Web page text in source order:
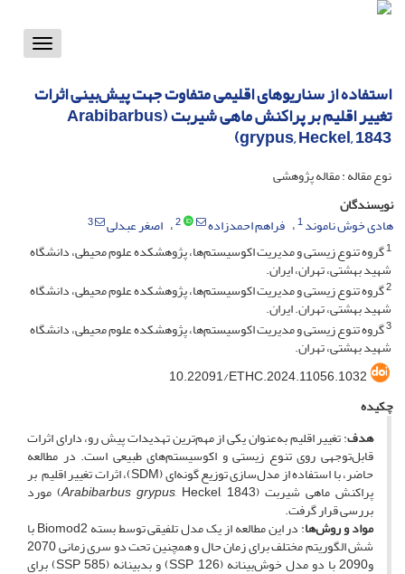
Toggle
استفاده از سناریوهای اقلیمی متفاوت جهت پیش‌بینی اثرات
تغییر اقلیم بر پراکنش ماهی شیربت (Arabibarbus
grypus, Heckel, 1843)
نوع مقاله : مقاله پژوهشی
نویسندگان
هادی خوش ناموند1 فراهم احمدزاده 2 اصغر عبدلی
3
1گروه تنوع زیستی و مدیریت اکوسیستم‌ها، پژوهشکده علوم محیطی، دانشگاه
شهید بهشتی، تهران، ایران.
2گروه تنوع زیستی و مدیریت اکوسیستم‌ها، پژوهشکده علوم محیطی، دانشگاه
شهید بهشتی، تهران. ایران.
3گروه تنوع زیستی و مدیریت اکوسیستم‌ها، پژوهشکده علوم محیطی، دانشگاه
شهید بهشتی، تهران.
10.22091/ETHC.2024.11056.1032
چکیده
هدف: تغییر اقلیم به‌عنوان یکی از مهم‌ترین تهدیدات پیش‌ رو، دارای اثرات
قابل‌توجهی روی تنوع زیستی و اکوسیستم‌های طبیعی است. در مطالعه
حاضر، با استفاده از مدل‌سازی توزیع گونه‌ای (SDM)، اثرات تغییر اقلیم بر
پراکنش ماهی شیربت ( Arabibarbus grypus, Heckel, 1843) مورد
بررسی قرار گرفت.
مواد و روش‌ها : در این مطالعه از یک مدل تلفیقی توسط بسته Biomod2 با
شش الگوریتم مختلف برای زمان حال و همچنین تحت دو سری زمانی 2070
و2090 با دو مدل خوش‌بینانه (SSP 126) و بدبینانه (SSP 585) برای